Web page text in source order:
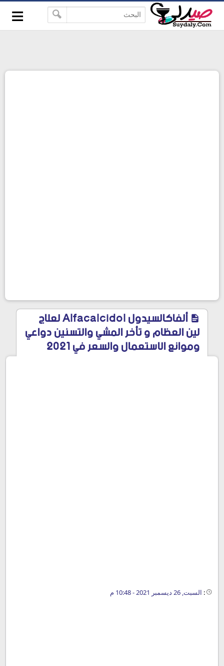
-->
google-site-verification=pbBDctPvwZJkSEHg2-
vmZ_yu86_9u3jQJgGN9H2FF9w
≡
ألفاكالسيدول Alfacalcidol لعلاج
لين العظام و تأخر المشي والتسنين دواعي
وموانع الاستعمال والسعر في 2021
: السبت, 26 ديسمبر 2021 - 10:48 م